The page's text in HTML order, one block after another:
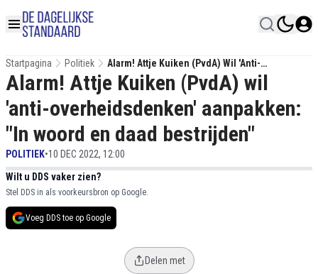
Startpagina Politiek
Alarm! Attje Kuiken (PvdA) Wil 'anti-
Overheidsdenken' Aanpakken: "In Woord En
Daad Bestrijden"
Alarm! Attje Kuiken (PvdA) wil
'anti-overheidsdenken' aanpakken:
"In woord en daad bestrijden"
POLITIEK•10 DEC 2022, 12:00
Wilt u DDS vaker zien?
Stel DDS in als voorkeursbron op Google.
Voeg DDS toe op Google
Delen met